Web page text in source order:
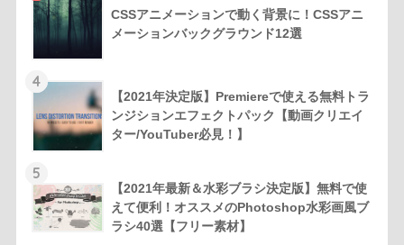
CSSアニメーションで動く背景に！CSSアニ
メーションバックグラウンド12選
4
【2021年決定版】Premiereで使える無料トラ
ンジションエフェクトパック【動画クリエイ
ター/YouTuber必見！】
5
【2021年最新＆水彩ブラシ決定版】無料で使
えて便利！オススメのPhotoshop水彩画風ブ
ラシ40選【フリー素材】